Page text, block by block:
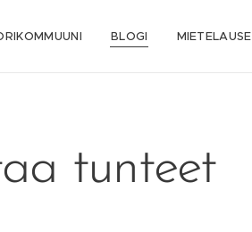
BLOGI MIETELAUSE
tunteet